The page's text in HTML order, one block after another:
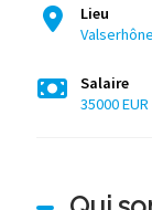
Lieu
Valserhône
Salaire
35000